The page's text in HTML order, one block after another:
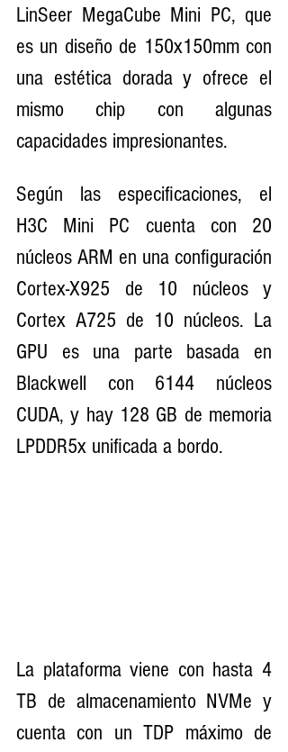
LinSeer MegaCube Mini PC, que
es un diseño de 150x150mm con
una estética dorada y ofrece el
mismo chip con algunas
capacidades impresionantes.
Según las especificaciones, el
H3C Mini PC cuenta con 20
núcleos ARM en una configuración
Cortex-X925 de 10 núcleos y
Cortex A725 de 10 núcleos. La
GPU es una parte basada en
Blackwell con 6144 núcleos
CUDA, y hay 128 GB de memoria
LPDDR5x unificada a bordo.
La plataforma viene con hasta 4
TB de almacenamiento NVMe y
cuenta con un TDP máximo de